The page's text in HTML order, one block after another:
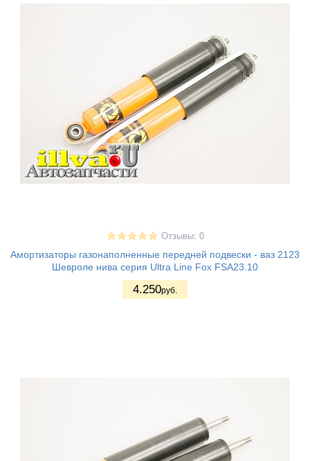
Отзывы: 0
Амортизаторы газонаполненные передней подвески - ваз 2123
Шевроле нива серия Ultra Line Fox FSA23.10
4.250руб.